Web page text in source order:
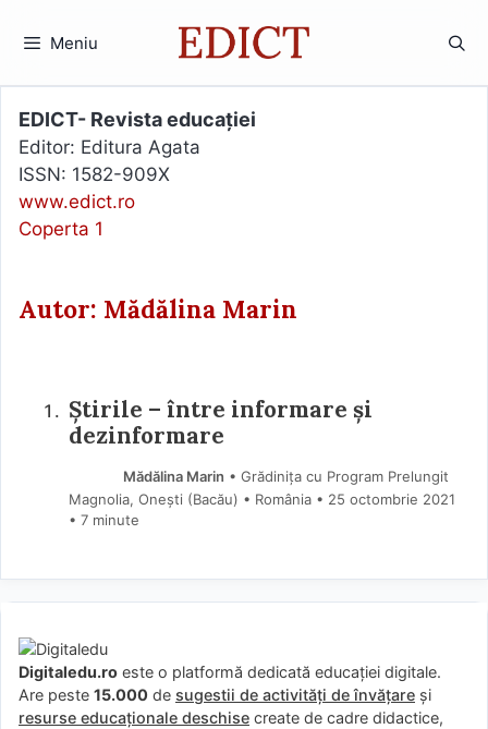
Meniu
EDICT- Revista educației
Editor: Editura Agata
ISSN: 1582-909X
www.edict.ro
Coperta 1
Autor: Mădălina Marin
Ştirile – între informare şi
dezinformare
Mădălina Marin • Grădinița cu Program Prelungit
Magnolia, Onești (Bacău) • România
25 octombrie 2021
• 7 minute
Digitaledu.ro este o platformă dedicată educației digitale.
Are peste 15.000 de sugestii de activități de învățare și
resurse educaționale deschise create de cadre didactice,